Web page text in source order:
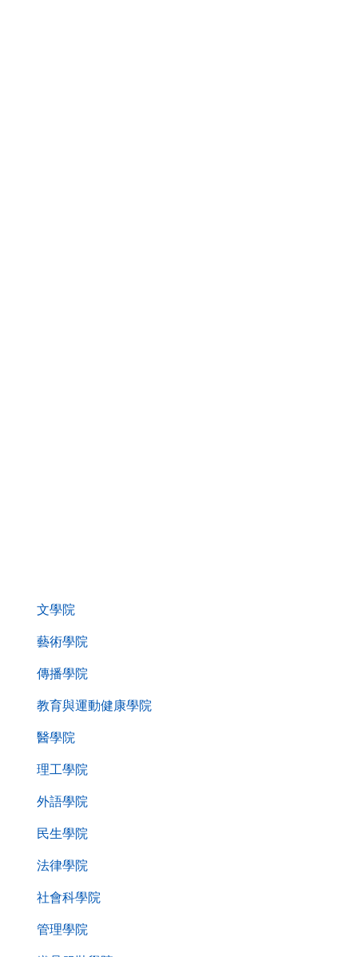
第
二
層
覽
列
文學院
藝術學院
傳播學院
教育與運動健康學院
醫學院
理工學院
外語學院
民生學院
法律學院
社會科學院
管理學院